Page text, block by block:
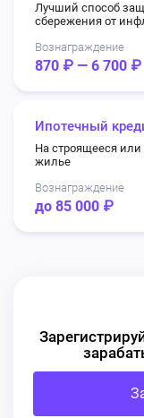
Лучший способ
сбережения от
Вознаграждение
870 ₽ — 6 700 ₽
Ипотечный
На строящееся или
жилье
Вознаграждение
до 85 000 ₽